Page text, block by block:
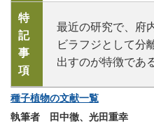
特
記
事
項
最近の研究で、府
ビラフジとして分
出すのが特徴であ
種子植物の文献一覧
執筆者 田中徹、光田重幸